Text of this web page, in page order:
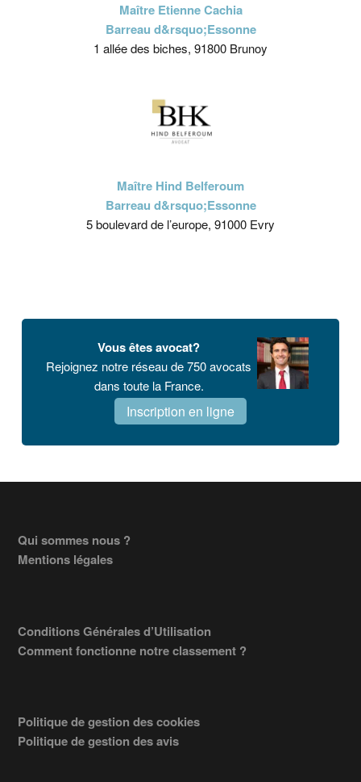
Maître Etienne Cachia
Barreau d&rsquo;Essonne
1 allée des biches, 91800 Brunoy
Maître Hind Belferoum
Barreau d&rsquo;Essonne
5 boulevard de l’europe, 91000 Evry
Vous êtes avocat?
Rejoignez notre réseau de 750 avocats
dans toute la France.
Inscription en ligne
Footer
Qui sommes nous ?
Mentions légales
Conditions Générales d’Utilisation
Comment fonctionne notre classement ?
Politique de gestion des cookies
Politique de gestion des avis